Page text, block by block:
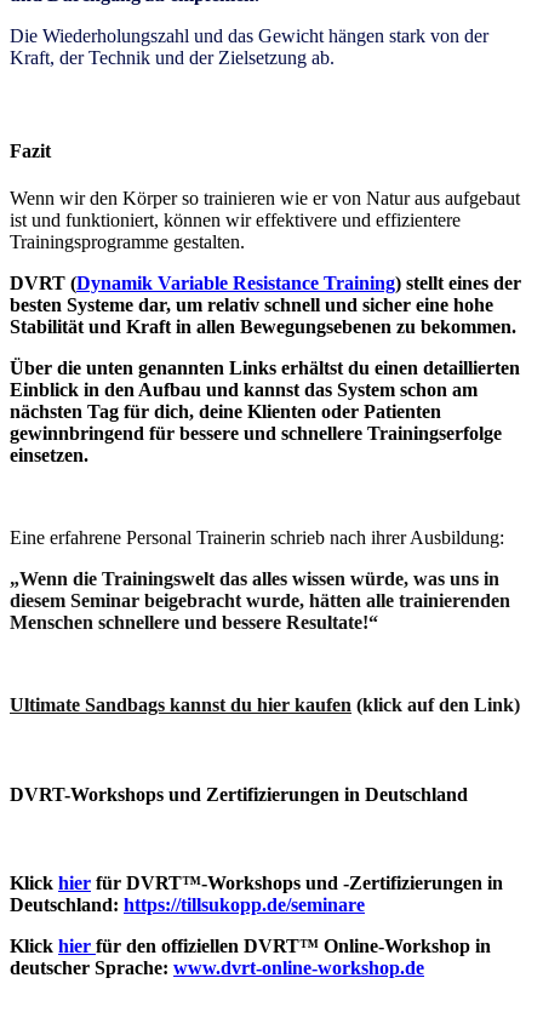
Die Wiederholungszahl und das Gewicht hängen stark von der
Kraft, der Technik und der Zielsetzung ab.
Fazit
Wenn wir den Körper so trainieren wie er von Natur aus aufgebaut
ist und funktioniert, können wir effektivere und effizientere
Trainingsprogramme gestalten.
DVRT (Dynamik Variable Resistance Training) stellt eines der
besten Systeme dar, um relativ schnell und sicher eine hohe
Stabilität und Kraft in allen Bewegungsebenen zu bekommen.
Über die unten genannten Links erhältst du einen detaillierten
Einblick in den Aufbau und kannst das System schon am
nächsten Tag für dich, deine Klienten oder Patienten
gewinnbringend für bessere und schnellere Trainingserfolge
einsetzen.
Eine erfahrene Personal Trainerin schrieb nach ihrer Ausbildung:
„Wenn die Trainingswelt das alles wissen würde, was uns in
diesem Seminar beigebracht wurde, hätten alle trainierenden
Menschen schnellere und bessere Resultate!“
Ultimate Sandbags kannst du hier kaufen (klick auf den Link)
DVRT-Workshops und Zertifizierungen in Deutschland
Klick hier für DVRT™-Workshops und -Zertifizierungen in
Deutschland: https://tillsukopp.de/seminare
Klick hier für den offiziellen DVRT™ Online-Workshop in
deutscher Sprache: www.dvrt-online-workshop.de